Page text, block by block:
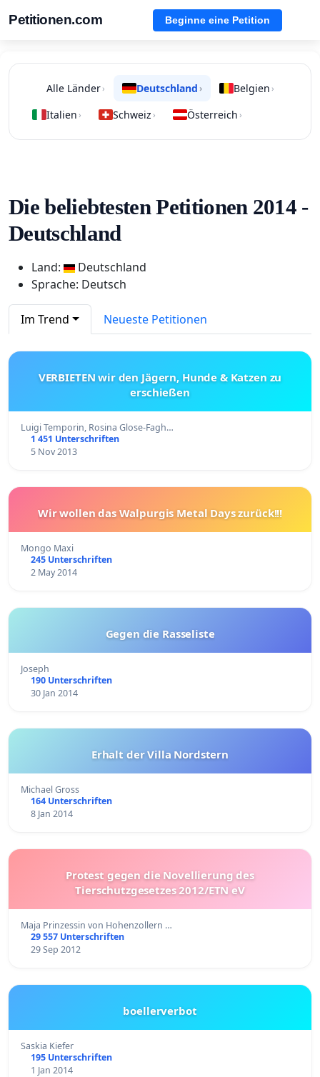
Petitionen.com Beginne eine Petition
Alle Länder› Deutschland › Belgien ›
Italien › Schweiz › Österreich ›
Die beliebtesten Petitionen 2014 -
Deutschland
Land:
Deutschland
Sprache: Deutsch
Im Trend Neueste Petitionen
VERBIETEN wir den Jägern, Hunde & Katzen zu
erschießen
Luigi Temporin, Rosina Glose-Fagh…
1 451 Unterschriften
5 Nov 2013
Wir wollen das Walpurgis Metal Days zurück!!!
Mongo Maxi
245 Unterschriften
2 May 2014
Gegen die Rasseliste
Joseph
190 Unterschriften
30 Jan 2014
Erhalt der Villa Nordstern
Michael Gross
164 Unterschriften
8 Jan 2014
Protest gegen die Novellierung des
Tierschutzgesetzes 2012/ETN eV
Maja Prinzessin von Hohenzollern …
29 557 Unterschriften
29 Sep 2012
boellerverbot
Saskia Kiefer
195 Unterschriften
1 Jan 2014